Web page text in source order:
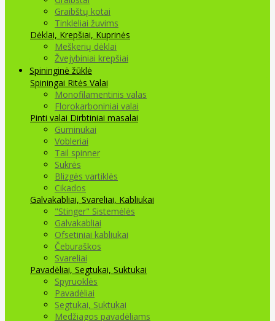
Graibštų kotai
Tinkleliai žuvims
Dėklai, Krepšiai, Kuprinės
Meškerių dėklai
Žvejybiniai krepšiai
Spininginė žūklė
Spiningai Ritės Valai
Monofilamentinis valas
Florokarboniniai valai
Pinti valai Dirbtiniai masalai
Guminukai
Vobleriai
Tail spinner
Sukrės
Blizgės vartiklės
Cikados
Galvakabliai, Svareliai, Kabliukai
"Stinger" Sistemėlės
Galvakabliai
Ofsetiniai kabliukai
Čeburaškos
Svareliai
Pavadėliai, Segtukai, Suktukai
Spyruoklės
Pavadėliai
Segtukai, Suktukai
Medžiagos pavadėliams